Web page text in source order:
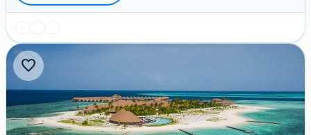
favorite